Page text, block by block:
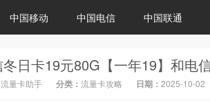
中国移动 中国电信 中国联通
流量卡助手 分类： 流量卡攻略 日期： 2025-10-02